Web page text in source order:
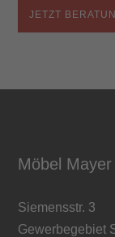
JETZT
Möbel
Siemensstr. 3
Gewerbegebiet